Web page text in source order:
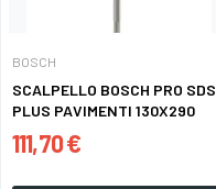
BOSCH
SCALPELLO BOSCH PRO SDS
PLUS PAVIMENTI 130X290
111,70 €